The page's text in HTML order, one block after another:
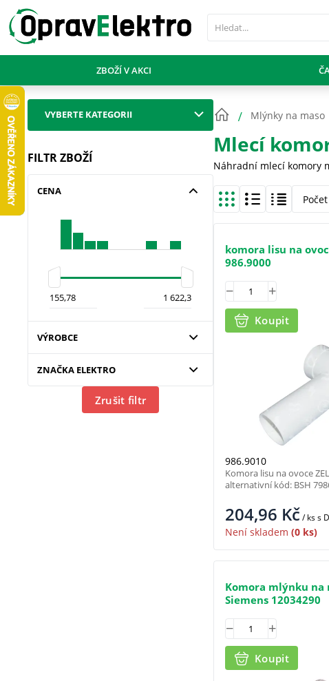
PŘESKOČIT NAVIGACI
ZBOŽÍ V AKCI
VYBERTE KATEGORII
FILTR ZBOŽÍ
CENA
VÝROBCE
ZNAČKA ELEKTRO
Zrušit filtr
Mlýnky na maso
Mlecí
Náhradní mlecí komory
komora lisu na
986.9000
986.9010
204,96 Kč/ kss
Není skladem (0 ks)
Koupit
Komora lisu na ovoce
alternativní kód: BSH
Komora mlýnku na
Siemens 12034290
Koupit